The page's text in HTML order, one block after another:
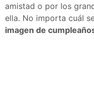
amistad o por los
ella. No importa cuál
imagen de